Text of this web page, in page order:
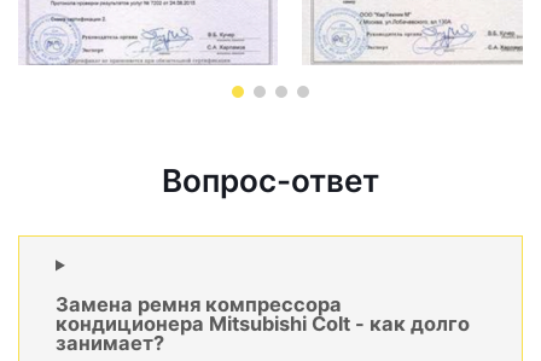
Вопрос-ответ
Замена ремня компрессора
кондиционера Mitsubishi Colt - как долго
занимает?